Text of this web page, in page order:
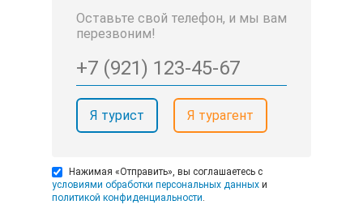
Оставьте свой телефон, и мы вам
перезвоним!
Я турист Я турагент
Нажимая «Отправить», вы соглашаетесь с
условиями обработки персональных данных и
политикой конфиденциальности.